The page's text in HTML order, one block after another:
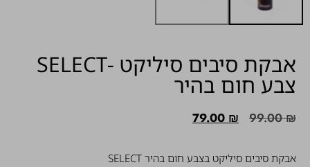
אבקת סיבים סיליקט -SELECT
צבע חום בהיר
99.00₪
79.00 ₪
אבקת סיבים סיליקט בצבע חום בהיר SELECT